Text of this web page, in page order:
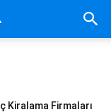
Kiralama Firmaları